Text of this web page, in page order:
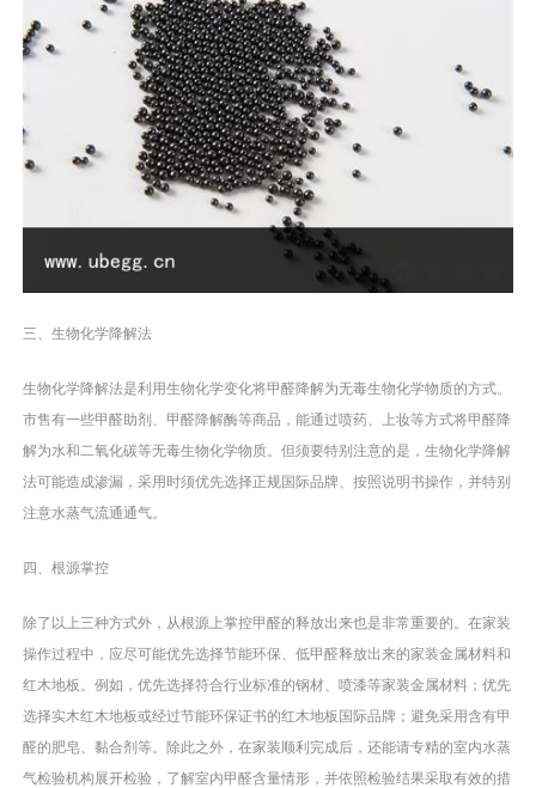
三、生物化学降解法
生物化学降解法是利用生物化学变化将甲醛降解为无毒生物化学物质的方式。
市售有一些甲醛助剂、甲醛降解酶等商品，能通过喷药、上妆等方式将甲醛降
解为水和二氧化碳等无毒生物化学物质。但须要特别注意的是，生物化学降解
法可能造成渗漏，采用时须优先选择正规国际品牌、按照说明书操作，并特别
注意水蒸气流通通气。
四、根源掌控
除了以上三种方式外，从根源上掌控甲醛的释放出来也是非常重要的。在家装
操作过程中，应尽可能优先选择节能环保、低甲醛释放出来的家装金属材料和
红木地板。例如，优先选择符合行业标准的钢材、喷漆等家装金属材料；优先
选择实木红木地板或经过节能环保证书的红木地板国际品牌；避免采用含有甲
醛的肥皂、黏合剂等。除此之外，在家装顺利完成后，还能请专精的室内水蒸
气检验机构展开检验，了解室内甲醛含量情形，并依照检验结果采取有效的措